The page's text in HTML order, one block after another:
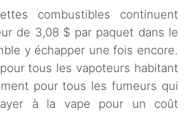
combustibles continuent
de 3,08 $ par paquet dans le
y échapper une fois encore.
tous les vapoteurs habitant
pour tous les fumeurs qui
à la vape pour un coût